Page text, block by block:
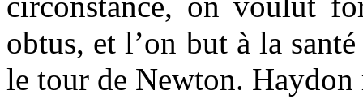
obtus, et l’on but à la
le tour de Newton.